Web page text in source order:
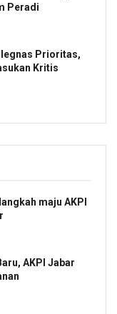
Peradi
Prioritas,
Kritis
maju AKPI
AKPI Jabar